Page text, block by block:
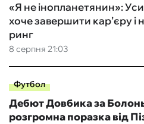
8 серпня 21:03
«Я не інопланетянин»:
хоче завершити кар’єру і
ринг
Футбол
Дебют Довбика за
розгромна поразка від